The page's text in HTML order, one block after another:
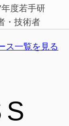
度若手研
・技術者
表賞 受賞
ス一覧を見る